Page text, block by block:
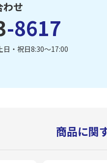
わせ
-8617
・祝日8:30〜17:00
商品に関